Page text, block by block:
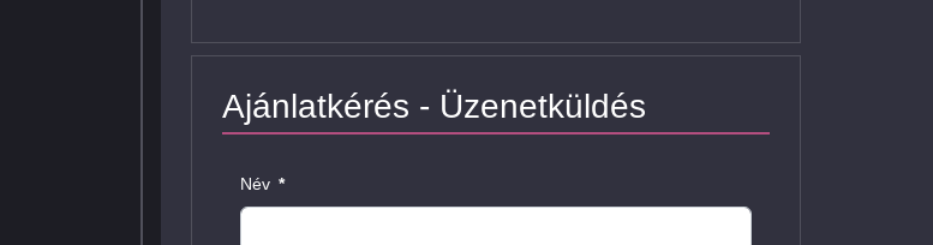
Ajánlatkérés - Üzenetküldés
Név *